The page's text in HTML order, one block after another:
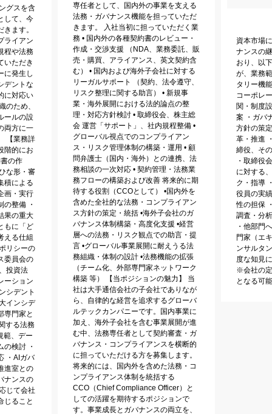
グスを含
して、今
ます。
ライアン
程や法務
いただき
に発生し
デントな
に対応い
のため、
ールの設
両方に一
【業務詳
階的にお
の作
な形・審
積による
画・実行
の整備 ・
果の重大
もに「ど
える仕組
リシーの
委員会の
投資法
ーション
シデント
インシデ
専門家と
する法務
範、デー
の検討 ・
・AIガバ
進室との
ナンスの
じて会社
じること
専任者として、国内外の事業を支える
法務・ガバナンス機能を担っていただ
きます。 入社当初に担っていただく業
務 • 国内外の各種契約書のレビュー・
作成・交渉支援 （NDA、業務委託、販
売・購買、アライアンス、英文契約含
む） • 国内および海外子会社に対する
リーガルサポート （契約、法令遵守、
リスク整理に関する助言） • 新規事
業・海外展開における法的論点の整
理・対応方針検討 • 取締役会、株主総
会 運営「サポート」、社内規程整備 •
グローバル視点でのコンプライアン
ス・リスク管理体制の構築・運用 • 顧
問弁護士（国内・海外）との連携、法
務相談の一次対応 • 契約管理・法務業
務フローの構築および改善 将来的に期
待する役割（CCOとして） •国内外を
含めた全社的な法務・コンプライアン
ス方針の策定・統括 •海外子会社のガ
バナンス体制構築・高度化支援 •経営
層への法務・リスク観点での助言・提
言 •グローバル事業展開に耐えうる法
務組織・体制の設計 •法務機能の拡張
（チーム化、外部専門家ネットワーク
構築 等） 【当ポジションの魅力】 当
社は大手通信会社の子会社でありなが
ら、自律的な経営を追求するグローバ
ルテックカンパニーです。国内事業に
加え、海外子会社を含む事業展開が進
む中、法務専任者として契約審査・ガ
バナンス・コンプライアンスを横断的
に担っていただける方を募集します。
将来的には、国内外を含めた法務・コ
ンプライアンス体制を統括する
CCO（Chief Compliance Officer）と
しての活躍を期待するポジションで
す。事業成長とガバナンスの両立を、
資本市場
ナンスの
おり、以
が、業務
タリー機
コーポレ
関・制度
案 ・ガバ
方針の策
革・推進
締役、そ
・取締役
に対する
ク・指導
役員の実
性の担保
調査・分
・他部門
門家（エ
ンサルタ
度な知見
※会社の
となる可